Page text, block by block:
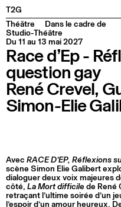
T2G
Facebook
Théâtre
Dans le cadre de
Studio-Théâtre
Du 11 au 13 mai 2027
Race d’Ep -
question gay
René Crevel,
Simon-Elie
Avec RACE D’EP, Réflexions
scène Simon Elie Galibert
dialoguer deux voix majeures
côté, La Mort difficile de René
retraçant l’ultime soirée d’un
l’espoir d’un amour heureux.